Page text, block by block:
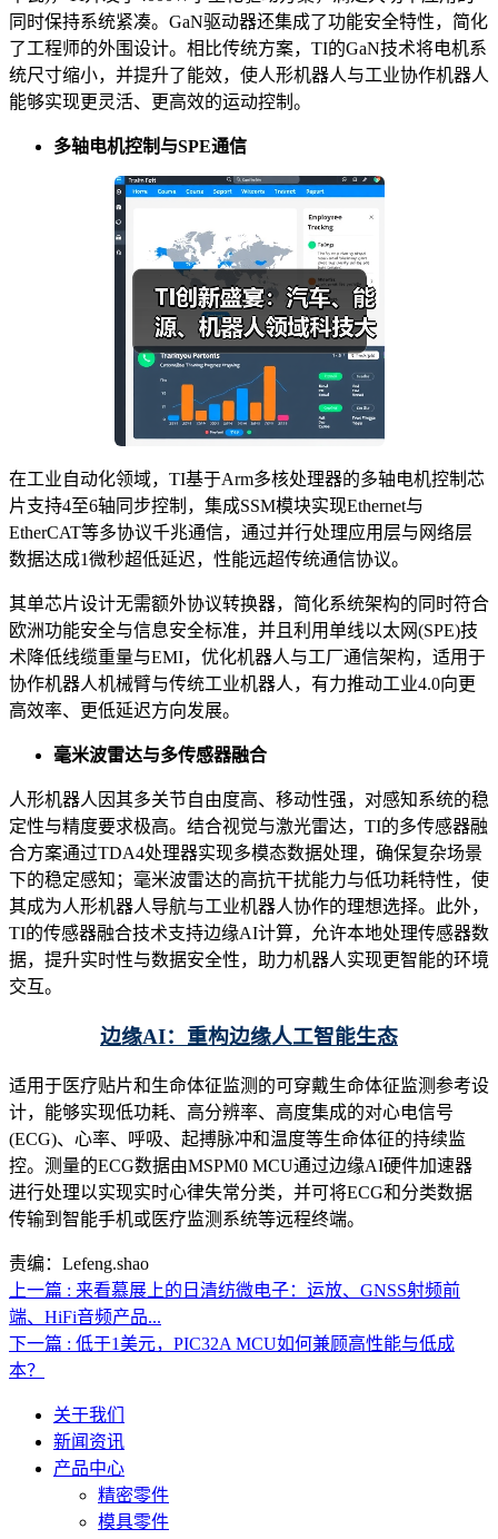
同时保持系统紧凑。GaN驱动器还集成了功能安全特性，简化
了工程师的外围设计。相比传统方案，TI的GaN技术将电机系
统尺寸缩小，并提升了能效，使人形机器人与工业协作机器人
能够实现更灵活、更高效的运动控制。
多轴电机控制与SPE通信
在工业自动化领域，TI基于Arm多核处理器的多轴电机控制芯
片支持4至6轴同步控制，集成SSM模块实现Ethernet与
EtherCAT等多协议千兆通信，通过并行处理应用层与网络层
数据达成1微秒超低延迟，性能远超传统通信协议。
其单芯片设计无需额外协议转换器，简化系统架构的同时符合
欧洲功能安全与信息安全标准，并且利用单线以太网(SPE)技
术降低线缆重量与EMI，优化机器人与工厂通信架构，适用于
协作机器人机械臂与传统工业机器人，有力推动工业4.0向更
高效率、更低延迟方向发展。
毫米波雷达与多传感器融合
人形机器人因其多关节自由度高、移动性强，对感知系统的稳
定性与精度要求极高。结合视觉与激光雷达，TI的多传感器融
合方案通过TDA4处理器实现多模态数据处理，确保复杂场景
下的稳定感知；毫米波雷达的高抗干扰能力与低功耗特性，使
其成为人形机器人导航与工业机器人协作的理想选择。此外，
TI的传感器融合技术支持边缘AI计算，允许本地处理传感器数
据，提升实时性与数据安全性，助力机器人实现更智能的环境
交互。
边缘AI： 重构边缘人工智能生态
适用于医疗贴片和生命体征监测的可穿戴生命体征监测参考设
计，能够实现低功耗、高分辨率、高度集成的对心电信号
(ECG)、心率、呼吸、起搏脉冲和温度等生命体征的持续监
控。测量的ECG数据由MSPM0 MCU通过边缘AI硬件加速器
进行处理以实现实时心律失常分类，并可将ECG和分类数据
传输到智能手机或医疗监测系统等远程终端。
责编：Lefeng.shao
上一篇 : 来看慕展上的日清纺微电子：运放、GNSS射频前
端、HiFi音频产品...
下一篇 : 低于1美元，PIC32A MCU如何兼顾高性能与低成
本？
关于我们
新闻资讯
产品中心
精密零件
模具零件